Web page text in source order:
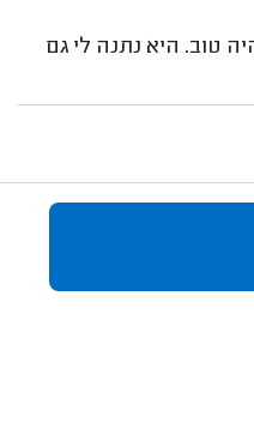
טוב. היא נתנה לי גם